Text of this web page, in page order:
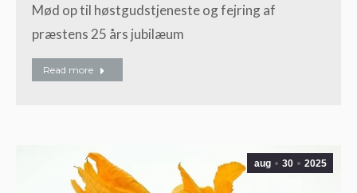
Mød op til høstgudstjeneste og fejring af
præstens 25 års jubilæum
Read more
aug 30 2025